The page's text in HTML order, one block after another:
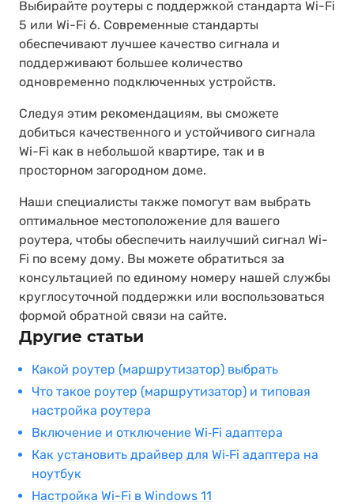
Выбирайте роутеры с поддержкой стандарта Wi-Fi
5 или Wi-Fi 6. Современные стандарты
обеспечивают лучшее качество сигнала и
поддерживают большее количество
одновременно подключенных устройств.
Следуя этим рекомендациям, вы сможете
добиться качественного и устойчивого сигнала
Wi-Fi как в небольшой квартире, так и в
просторном загородном доме.
Наши специалисты также помогут вам выбрать
оптимальное местоположение для вашего
роутера, чтобы обеспечить наилучший сигнал Wi-
Fi по всему дому. Вы можете обратиться за
консультацией по единому номеру нашей службы
круглосуточной поддержки или воспользоваться
формой обратной связи на сайте.
Другие статьи
Какой роутер (маршрутизатор) выбрать
Что такое роутер (маршрутизатор) и типовая
настройка роутера
Включение и отключение Wi‑Fi адаптера
Как установить драйвер для Wi‑Fi адаптера на
ноутбук
Настройка Wi-Fi в Windows 11